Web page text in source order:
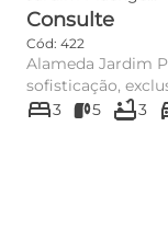
Consulte
Cód: 422
Alameda Jardim
sofisticação,
Estados Se você
bed3 5 bathtub3